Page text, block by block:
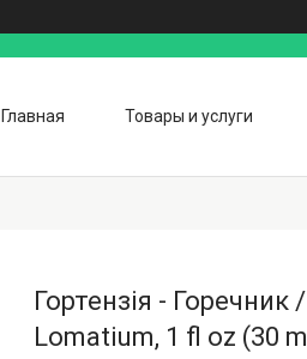
Главная Товары и услуги
Гортензія - Горечник
Lomatium, 1 fl oz (30